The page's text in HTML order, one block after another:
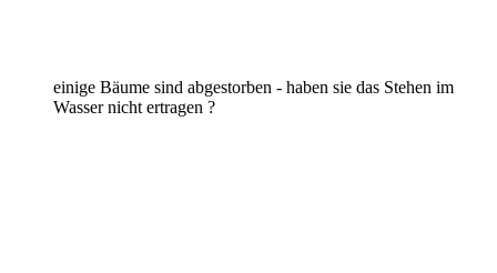
einige Bäume sind abgestorben - haben sie das Stehen im
Wasser nicht ertragen ?